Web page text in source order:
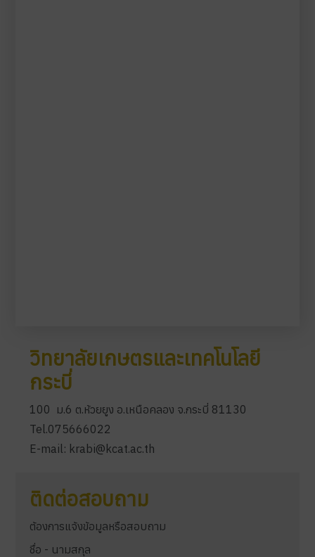
วิทยาลัยเกษตรและเทคโนโลยี
กระบี่
100 ม.6 ต.ห้วยยูง อ.เหนือคลอง จ.กระบี่ 81130
Tel.075666022
E-mail: krabi@kcat.ac.th
ติดต่อสอบถาม
ต้องการแจ้งข้อมูลหรือสอบถาม
ชื่อ - นามสกุล